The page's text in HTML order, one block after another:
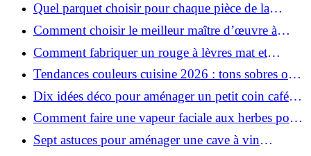
Quel parquet choisir pour chaque pièce de la
maison ?
Comment choisir le meilleur maître d’œuvre à
Grenoble en 2026 ?
Comment fabriquer un rouge à lèvres mat et
hydratant fait maison ?
Tendances couleurs cuisine 2026 : tons sobres ou
colorés, que choisir ?
Dix idées déco pour aménager un petit coin café
chez soi
Comment faire une vapeur faciale aux herbes pour
une peau plus saine et rajeunie ?
Sept astuces pour aménager une cave à vin